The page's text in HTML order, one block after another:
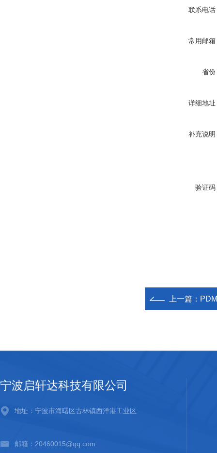
联系电话
常用邮箱
省份
详细地址
补充说明
验证码
上一篇：
宁波启轩达科技有限公司
地址：宁波市海曙区古林镇西洋港工业区
邮箱：20460015@qq.com